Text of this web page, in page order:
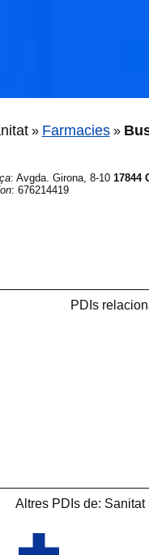
» Farmacies»
: Avgda. Girona, 8-10 17844
: 676214419
PDIs
Altres PDIs de: Sanitat